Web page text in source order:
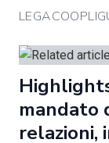
mandato